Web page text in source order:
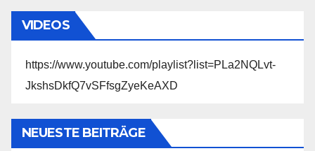
VIDEOS
https://www.youtube.com/playlist?list=PLa2NQLvt-
JkshsDkfQ7vSFfsgZyeKeAXD
NEUESTE BEITRÄGE